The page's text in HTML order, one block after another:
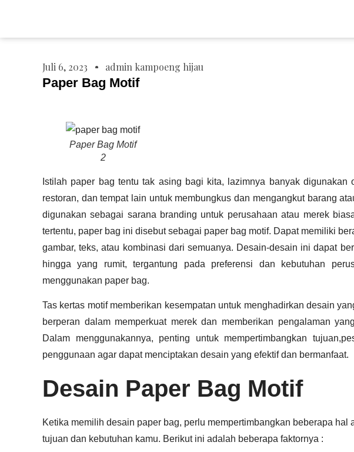
Juli 6, 2023 admin kampoeng hijau
Paper Bag Motif
Paper Bag Motif
2
Istilah paper bag tentu tak asing bagi kita, lazimnya banyak digunakan
restoran, dan tempat lain untuk membungkus dan mengangkut barang
digunakan sebagai sarana branding untuk perusahaan atau merek
tertentu, paper bag ini disebut sebagai paper bag motif. Dapat memiliki
gambar, teks, atau kombinasi dari semuanya. Desain-desain ini dapat
hingga yang rumit, tergantung pada preferensi dan kebutuhan
menggunakan paper bag.
Tas kertas motif memberikan kesempatan untuk menghadirkan desain
berperan dalam memperkuat merek dan memberikan pengalaman
Dalam menggunakannya, penting untuk mempertimbangkan
penggunaan agar dapat menciptakan desain yang efektif dan bermanfaat.
Desain Paper Bag Motif
Ketika memilih desain paper bag, perlu mempertimbangkan beberapa hal
tujuan dan kebutuhan kamu. Berikut ini adalah beberapa faktornya :